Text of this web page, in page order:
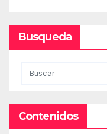
Busqueda
Contenidos